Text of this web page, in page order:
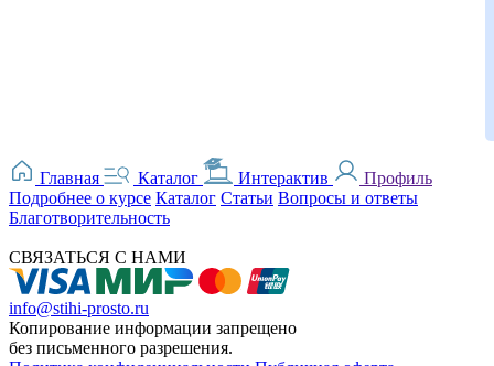
Главная Каталог Интерактив
Профиль
Подробнее о курсе Каталог Статьи Вопросы и ответы
Благотворительность
СВЯЗАТЬСЯ С НАМИ
info@stihi-prosto.ru
Копирование информации запрещено
без письменного разрешения.